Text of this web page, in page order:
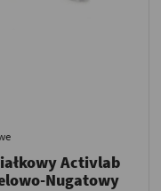
Activlab
Nugatowy